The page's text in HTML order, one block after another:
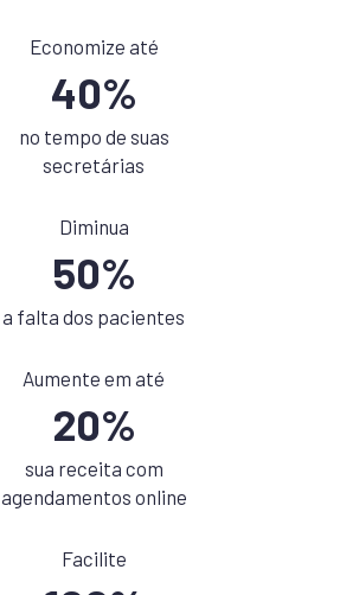
Economize até
40%
no tempo de suas
secretárias
Diminua
50%
a falta dos pacientes
Aumente em até
20%
sua receita com
agendamentos online
Facilite